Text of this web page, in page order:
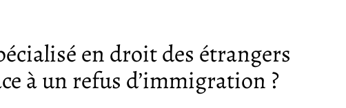
en droit des étrangers
à un refus d’immigration ?